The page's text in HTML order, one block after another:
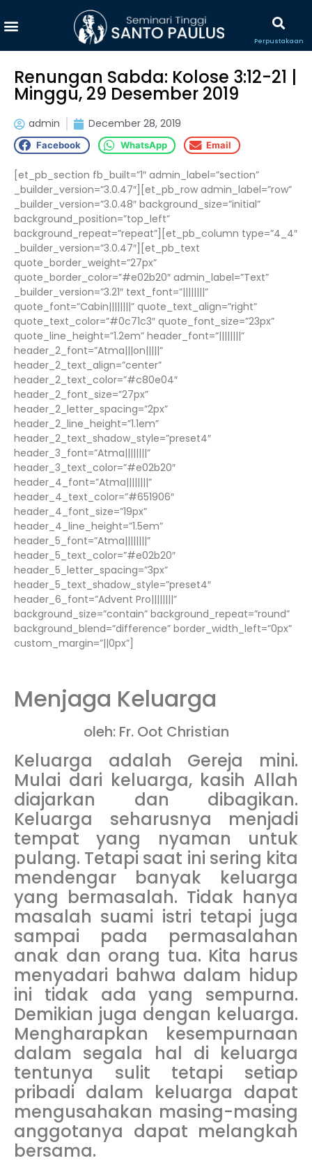
Perpustakaan
Renungan Sabda: Kolose 3:12-21 |
Minggu, 29 Desember 2019
admin December 28, 2019
Facebook WhatsApp Email
[et_pb_section fb_built=”1″ admin_label=”section”
_builder_version=”3.0.47″][et_pb_row admin_label=”row”
_builder_version=”3.0.48″ background_size=”initial”
background_position=”top_left”
background_repeat=”repeat”][et_pb_column type=”4_4″
_builder_version=”3.0.47″][et_pb_text
quote_border_weight=”27px”
quote_border_color=”#e02b20″ admin_label=”Text”
_builder_version=”3.21″ text_font=”||||||||”
quote_font=”Cabin||||||||” quote_text_align=”right”
quote_text_color=”#0c71c3″ quote_font_size=”23px”
quote_line_height=”1.2em” header_font=”||||||||”
header_2_font=”Atma|||on|||||”
header_2_text_align=”center”
header_2_text_color=”#c80e04″
header_2_font_size=”27px”
header_2_letter_spacing=”2px”
header_2_line_height=”1.1em”
header_2_text_shadow_style=”preset4″
header_3_font=”Atma||||||||”
header_3_text_color=”#e02b20″
header_4_font=”Atma||||||||”
header_4_text_color=”#651906″
header_4_font_size=”19px”
header_4_line_height=”1.5em”
header_5_font=”Atma||||||||”
header_5_text_color=”#e02b20″
header_5_letter_spacing=”3px”
header_5_text_shadow_style=”preset4″
header_6_font=”Advent Pro||||||||”
background_size=”contain” background_repeat=”round”
background_blend=”difference” border_width_left=”0px”
custom_margin=”||0px”]
Menjaga Keluarga
oleh: Fr. Oot Christian
Keluarga adalah Gereja mini.
Mulai dari keluarga, kasih Allah
diajarkan dan dibagikan.
Keluarga seharusnya menjadi
tempat yang nyaman untuk
pulang. Tetapi saat ini sering kita
mendengar banyak keluarga
yang bermasalah. Tidak hanya
masalah suami istri tetapi juga
sampai pada permasalahan
anak dan orang tua. Kita harus
menyadari bahwa dalam hidup
ini tidak ada yang sempurna.
Demikian juga dengan keluarga.
Mengharapkan kesempurnaan
dalam segala hal di keluarga
tentunya sulit tetapi setiap
pribadi dalam keluarga dapat
mengusahakan masing-masing
anggotanya dapat melangkah
bersama.